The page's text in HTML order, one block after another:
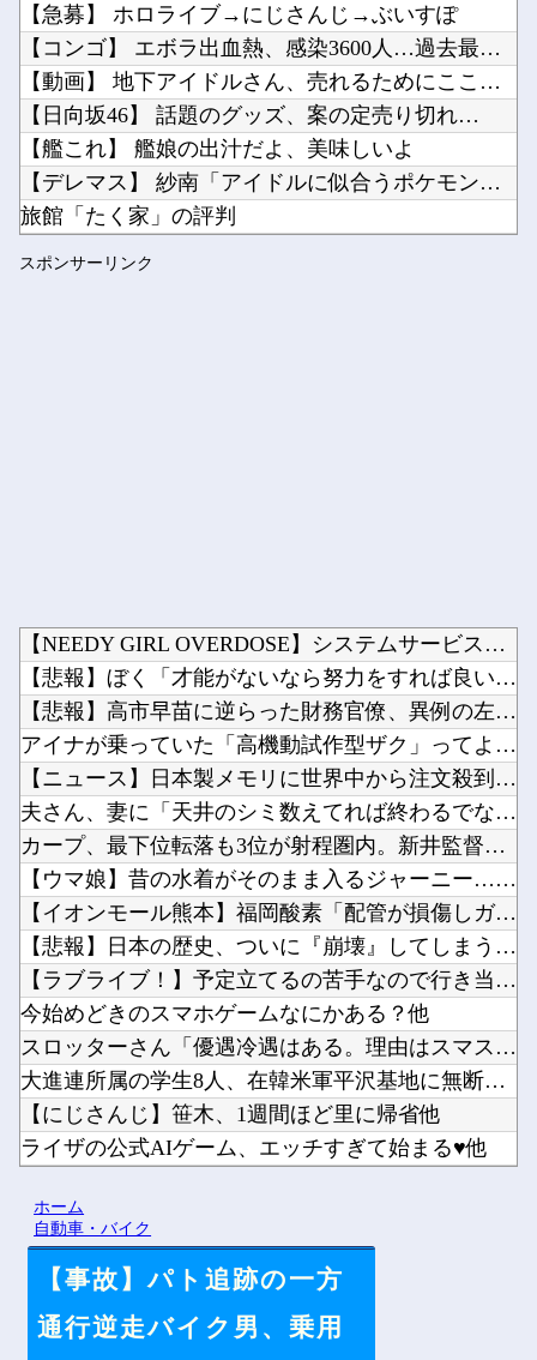
Powered by livedoor 相互RSS
【急募】 ホロライブ→にじさんじ→ぶいすぽ
【コンゴ】 エボラ出血熱、感染3600人…過去最大の流行に
【動画】 地下アイドルさん、売れるためにここまでしなきゃいけ...
【日向坂46】 話題のグッズ、案の定売り切れ…
【艦これ】 艦娘の出汁だよ、美味しいよ
【デレマス】 紗南「アイドルに似合うポケモン？」
旅館「たく家」の評判
ブログ更新停止のお知らせ
スポンサーリンク
【NEEDY GIRL OVERDOSE】システムサービス「...
【悲報】ぼく「才能がないなら努力をすれば良いじゃない」お前ら...
【悲報】高市早苗に逆らった財務官僚、異例の左遷ｗｗｗｗｗｗｗ...
アイナが乗っていた「高機動試作型ザク」ってよく考えると時系列...
【ニュース】日本製メモリに世界中から注文殺到！！！ １兆５０...
夫さん、妻に「天井のシミ数えてれば終わるでな」と押し倒されて...
カープ、最下位転落も3位が射程圏内。新井監督「特別な日の試合...
【ウマ娘】昔の水着がそのまま入るジャーニー…まるで成長してい...
【イオンモール熊本】福岡酸素「配管が損傷しガス漏れ、着火した...
【悲報】日本の歴史、ついに『崩壊』してしまう・・・・・他
【ラブライブ！】予定立てるの苦手なので行き当たりばったりの旅...
今始めどきのスマホゲームなにかある？他
スロッターさん「優遇冷遇はある。理由はスマスロだから、これだ...
大進連所属の学生8人、在韓米軍平沢基地に無断侵入…米軍により...
【にじさんじ】笹木、1週間ほど里に帰省他
ライザの公式AIゲーム、エッチすぎて始まる♥他
Powered by livedoor 相互RSS
ホーム
自動車・バイク
【事故】パト追跡の一方
通行逆走バイク男、乗用